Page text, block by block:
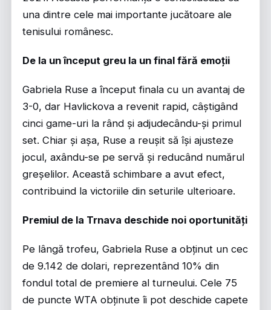
una dintre cele mai importante jucătoare ale
tenisului românesc.
De la un început greu la un final fără emoții
Gabriela Ruse a început finala cu un avantaj de
3-0, dar Havlickova a revenit rapid, câștigând
cinci game-uri la rând și adjudecându-și primul
set. Chiar și așa, Ruse a reușit să își ajusteze
jocul, axându-se pe servă și reducând numărul
greșelilor. Această schimbare a avut efect,
contribuind la victoriile din seturile ulterioare.
Premiul de la Trnava deschide noi oportunități
Pe lângă trofeu, Gabriela Ruse a obținut un cec
de 9.142 de dolari, reprezentând 10% din
fondul total de premiere al turneului. Cele 75
de puncte WTA obținute îi pot deschide capete